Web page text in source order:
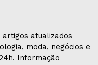
atualizados
moda, negócios e
Informação